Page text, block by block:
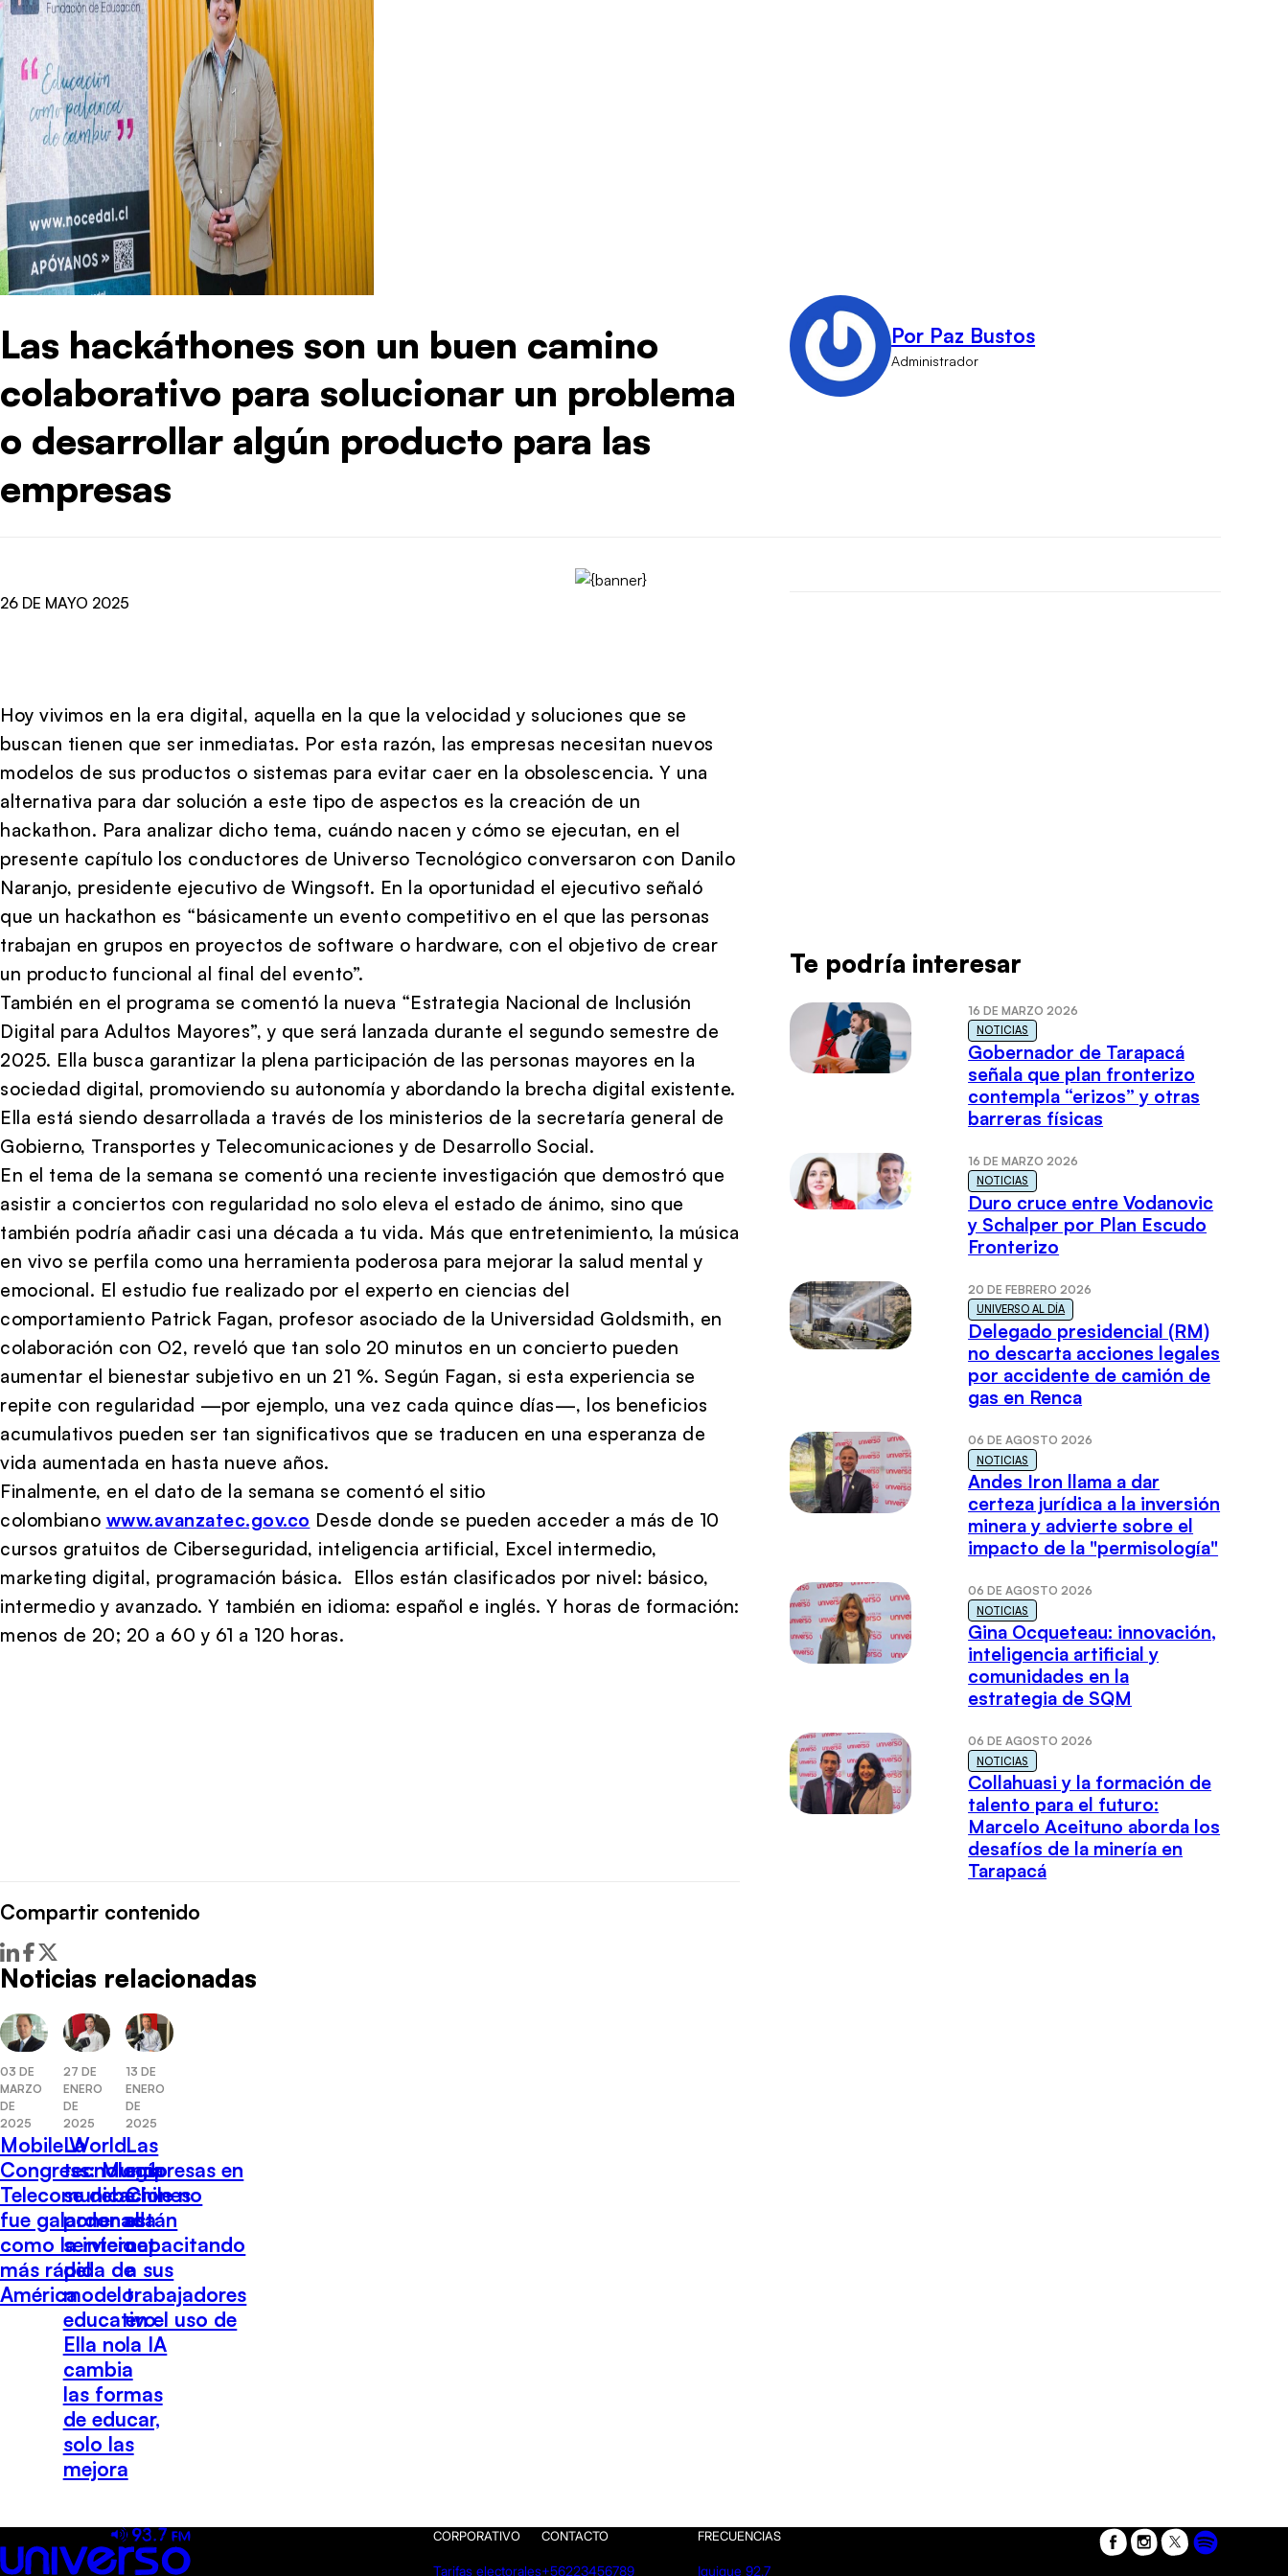
Las hackáthones son un buen camino
colaborativo para solucionar un problema
o desarrollar algún producto para las
empresas
Por Paz Bustos
Administrador
26 DE MAYO 2025
Hoy vivimos en la era digital, aquella en la que la velocidad y soluciones que se
buscan tienen que ser inmediatas. Por esta razón, las empresas necesitan nuevos
modelos de sus productos o sistemas para evitar caer en la obsolescencia. Y una
alternativa para dar solución a este tipo de aspectos es la creación de un
hackathon. Para analizar dicho tema, cuándo nacen y cómo se ejecutan, en el
presente capítulo los conductores de Universo Tecnológico conversaron con Danilo
Naranjo, presidente ejecutivo de Wingsoft. En la oportunidad el ejecutivo señaló
que un hackathon es “básicamente un evento competitivo en el que las personas
trabajan en grupos en proyectos de software o hardware, con el objetivo de crear
un producto funcional al final del evento”.
También en el programa se comentó la nueva “Estrategia Nacional de Inclusión
Digital para Adultos Mayores”, y que será lanzada durante el segundo semestre de
2025. Ella busca garantizar la plena participación de las personas mayores en la
sociedad digital, promoviendo su autonomía y abordando la brecha digital existente.
Ella está siendo desarrollada a través de los ministerios de la secretaría general de
Gobierno, Transportes y Telecomunicaciones y de Desarrollo Social.
En el tema de la semana se comentó una reciente investigación que demostró que
asistir a conciertos con regularidad no solo eleva el estado de ánimo, sino que
también podría añadir casi una década a tu vida. Más que entretenimiento, la música
en vivo se perfila como una herramienta poderosa para mejorar la salud mental y
emocional. El estudio fue realizado por el experto en ciencias del
comportamiento Patrick Fagan, profesor asociado de la Universidad Goldsmith, en
colaboración con O2, reveló que tan solo 20 minutos en un concierto pueden
aumentar el bienestar subjetivo en un 21 %. Según Fagan, si esta experiencia se
repite con regularidad —por ejemplo, una vez cada quince días—, los beneficios
acumulativos pueden ser tan significativos que se traducen en una esperanza de
vida aumentada en hasta nueve años.
Finalmente, en el dato de la semana se comentó el sitio
colombiano www.avanzatec.gov.co Desde donde se pueden acceder a más de 10
cursos gratuitos de Ciberseguridad, inteligencia artificial, Excel intermedio,
marketing digital, programación básica. Ellos están clasificados por nivel: básico,
intermedio y avanzado. Y también en idioma: español e inglés. Y horas de formación:
menos de 20; 20 a 60 y 61 a 120 horas.
Compartir contenido
Noticias relacionadas
03 DE
MARZO
DE
2025
Mobile World
Congress: Mundo
Telecomunicaciones
fue galardonada
como la internet
más rápida de
América
27 DE
ENERO
DE
2025
La
tecnología
se debe
poner al
servicio
del
modelo
educativo.
Ella no
cambia
las formas
de educar,
solo las
mejora
13 DE
ENERO
DE
2025
Las
empresas en
Chile no
están
capacitando
a sus
trabajadores
en el uso de
la IA
Te podría interesar
16 DE MARZO 2026
NOTICIAS
Gobernador de Tarapacá
señala que plan fronterizo
contempla “erizos” y otras
barreras físicas
16 DE MARZO 2026
NOTICIAS
Duro cruce entre Vodanovic
y Schalper por Plan Escudo
Fronterizo
20 DE FEBRERO 2026
UNIVERSO AL DÍA
Delegado presidencial (RM)
no descarta acciones legales
por accidente de camión de
gas en Renca
06 DE AGOSTO 2026
NOTICIAS
Andes Iron llama a dar
certeza jurídica a la inversión
minera y advierte sobre el
impacto de la "permisología"
06 DE AGOSTO 2026
NOTICIAS
Gina Ocqueteau: innovación,
inteligencia artificial y
comunidades en la
estrategia de SQM
06 DE AGOSTO 2026
NOTICIAS
Collahuasi y la formación de
talento para el futuro:
Marcelo Aceituno aborda los
desafíos de la minería en
Tarapacá
CORPORATIVO
Tarifas electorales
CONTACTO
+56223456789
FRECUENCIAS
Iquique 92.7